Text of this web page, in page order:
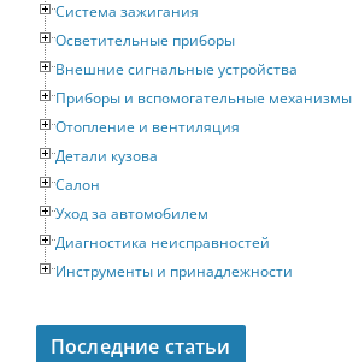
Система зажигания
Осветительные приборы
Внешние сигнальные устройства
Приборы и вспомогательные механизмы
Отопление и вентиляция
Детали кузова
Салон
Уход за автомобилем
Диагностика неисправностей
Инструменты и принадлежности
Последние статьи